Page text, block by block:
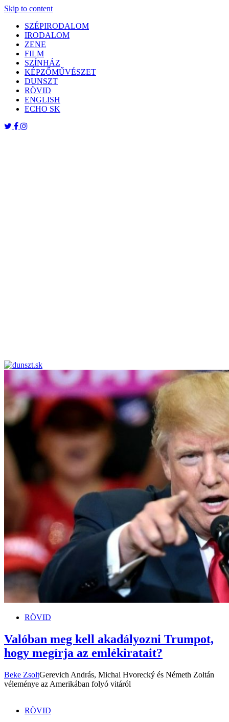
Skip to content
SZÉPIRODALOM
IRODALOM
ZENE
FILM
SZÍNHÁZ
KÉPZŐMŰVÉSZET
DUNSZT
RÖVID
ENGLISH
ECHO SK
dunszt.sk
kultmag
RÖVID
Valóban meg kell akadályozni Trumpot,
hogy megírja az emlékiratait?
Beke ZsoltGerevich András, Michal Hvorecký és Németh Zoltán
véleménye az Amerikában folyó vitáról
RÖVID